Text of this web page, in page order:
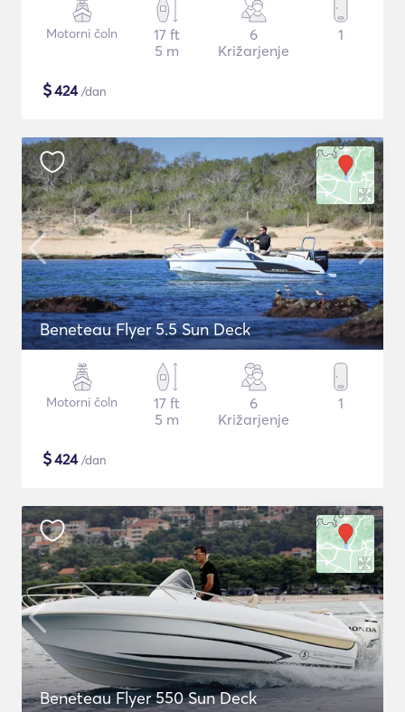
Motorni čoln
17 ft
5 m
6
Križarjenje
1
$424/dan
Beneteau Flyer 5.5 Sun Deck
Motorni čoln
17 ft
5 m
6
Križarjenje
1
$424/dan
Beneteau Flyer 550 Sun Deck